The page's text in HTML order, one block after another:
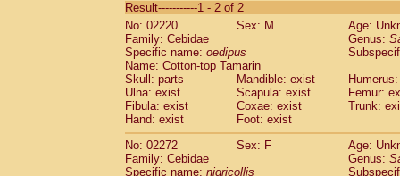
CebidaeSaguinus labiatus(0)
Cebidae Saguinus leucopus (0)
Cebidae
CebidaeSaguinus mystax
Cebidae Saguinus nigricollis (1)
Cebidae Saguinus oedipus
Cebidae Saguinus weddelli
Cebidae Saguinusspp.
Cebidae Aotus trivirgatus
Cebidae
CebidaeCebus apella
Result-----------1 - 2 of 2
No: 02220
Sex: M
Age:
Family: Cebidae
Genus:
Specific name: oedipus
Name: Cotton-top Tamarin
Skull: parts
Mandible: exist
Ulna: exist
Scapula: exist
Femur:
Fibula: exist
Coxae: exist
Trunk:
Hand: exist
Foot: exist
No: 02272
Sex: F
Age:
Family: Cebidae
Genus:
Specific name: nigricollis